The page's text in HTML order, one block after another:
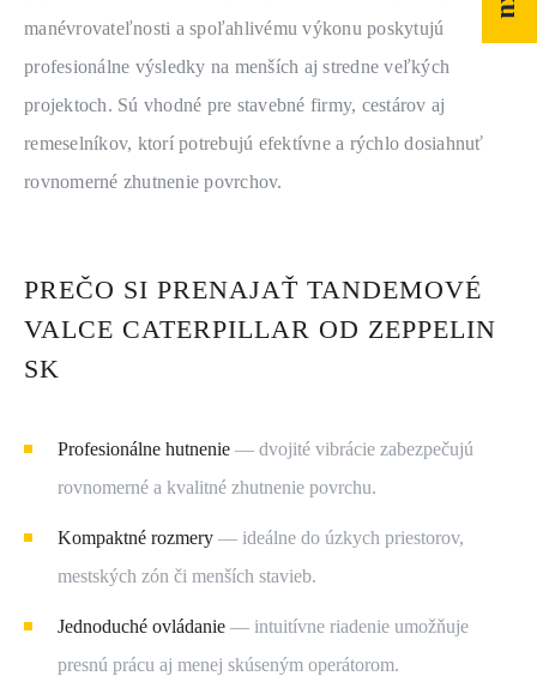
O NÁS
TLAČOVÉ CENTRUM
Z SHOP
KONTAKTY
manévrovateľnosti a spoľahlivému výkonu poskytujú
profesionálne výsledky na menších aj stredne veľkých
projektoch. Sú vhodné pre stavebné firmy, cestárov aj
remeselníkov, ktorí potrebujú efektívne a rýchlo dosiahnuť
rovnomerné zhutnenie povrchov.
PREČO SI PRENAJAŤ TANDEMOVÉ
VALCE CATERPILLAR OD ZEPPELIN
SK
Profesionálne hutnenie — dvojité vibrácie zabezpečujú
rovnomerné a kvalitné zhutnenie povrchu.
Kompaktné rozmery — ideálne do úzkych priestorov,
mestských zón či menších stavieb.
Jednoduché ovládanie — intuitívne riadenie umožňuje
presnú prácu aj menej skúseným operátorom.